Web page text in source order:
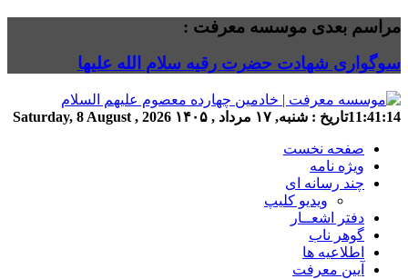
مراسم بعدی موسسه معرفت :
سوگواری شهادت حضرت رقیه سلام الله علیها
11:41:14تاریخ : شنبه, ۱۷ مرداد , ۱۴۰۵ Saturday, 8 August , 2026
صفحه نخست
ویژه نامه
چند رسانه ای
ویدیو کلیپ
دفتر اشعــار
گوهر ناب
اطلاعیه ها
آیین معرفت